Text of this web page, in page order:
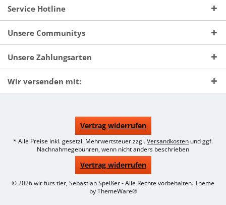
Service Hotline
Unsere Communitys
Unsere Zahlungsarten
Wir versenden mit:
Vertrag widerrufen
* Alle Preise inkl. gesetzl. Mehrwertsteuer zzgl.Versandkosten und ggf.
Nachnahmegebühren, wenn nicht anders beschrieben
Vertrag widerrufen
© 2026 wir fürs tier, Sebastian Speißer - Alle Rechte vorbehalten. Theme
byThemeWare®